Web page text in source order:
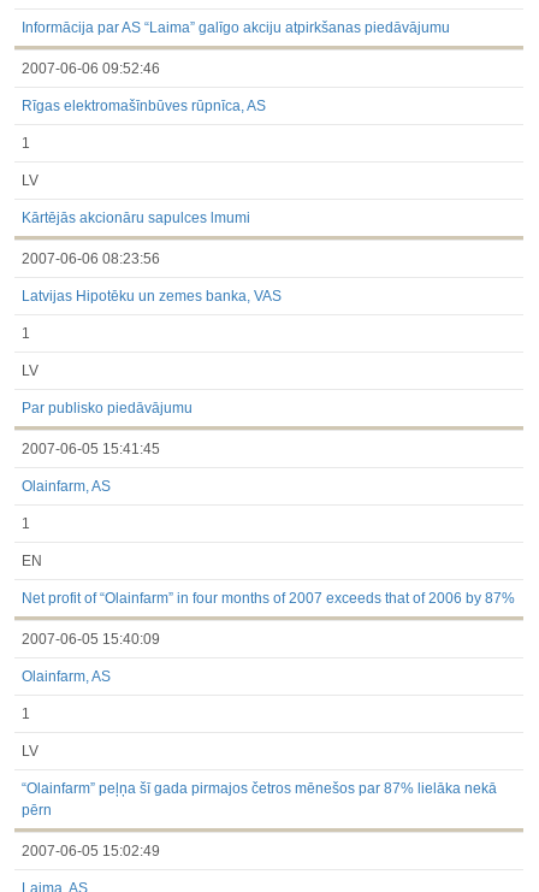
Informācija par AS “Laima” galīgo akciju atpirkšanas piedāvājumu
2007-06-06 09:52:46
Rīgas elektromašīnbūves rūpnīca, AS
1
LV
Kārtējās akcionāru sapulces lmumi
2007-06-06 08:23:56
Latvijas Hipotēku un zemes banka, VAS
1
LV
Par publisko piedāvājumu
2007-06-05 15:41:45
Olainfarm, AS
1
EN
Net profit of “Olainfarm” in four months of 2007 exceeds that of 2006 by 87%
2007-06-05 15:40:09
Olainfarm, AS
1
LV
“Olainfarm” peļņa šī gada pirmajos četros mēnešos par 87% lielāka nekā
pērn
2007-06-05 15:02:49
Laima, AS